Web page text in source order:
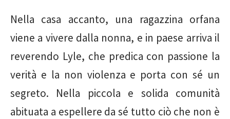
Nella casa accanto, una ragazzina orfana
viene a vivere dalla nonna, e in paese arriva il
reverendo Lyle, che predica con passione la
verità e la non violenza e porta con sé un
segreto. Nella piccola e solida comunità
abituata a espellere da sé tutto ciò che non è